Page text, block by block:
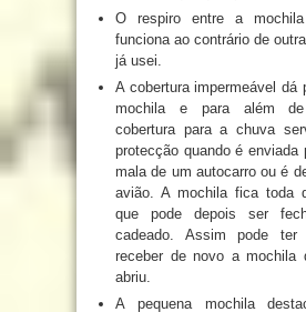
O respiro entre a
funciona ao contrário de
já usei.
A cobertura impermeável dá
mochila e para além
cobertura para a chuva
protecção quando é enviada
mala de um autocarro ou é
avião. A mochila fica toda
que pode depois ser
cadeado. Assim pode
receber de novo a mochila
abriu.
A pequena mochila